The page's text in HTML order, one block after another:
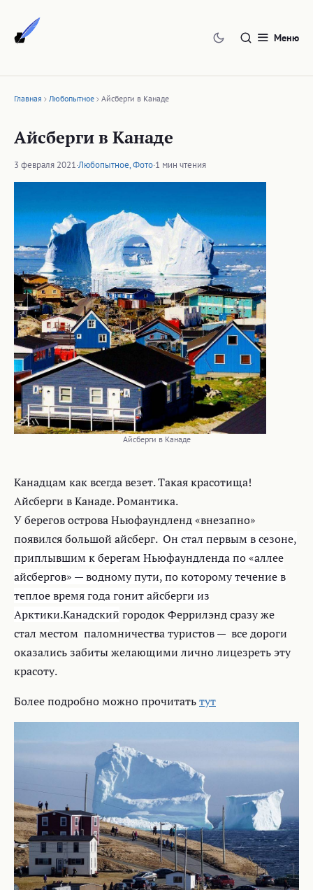
содержимому
Меню
Главная Любопытное Айсберги в Канаде
Айсберги в Канаде
3 февраля 2021·Любопытное,Фото·1 мин чтения
Айсберги в Канаде
Канадцам как всегда везет. Такая красотища!
Айсберги в Канаде. Романтика.
У берегов острова Ньюфаундленд «внезапно»
появился большой айсберг. Он стал первым в сезоне,
приплывшим к берегам Ньюфаундленда по «аллее
айсбергов» — водному пути, по которому течение в
теплое время года гонит айсберги из
Арктики.Канадский городок Феррилэнд сразу же
стал местом паломничества туристов — все дороги
оказались забиты желающими лично лицезреть эту
красоту.
Более подробно можно прочитатьтут